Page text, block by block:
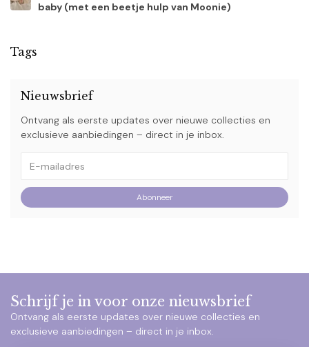
baby (met een beetje hulp van Moonie)
Tags
Nieuwsbrief
Ontvang als eerste updates over nieuwe collecties en
exclusieve aanbiedingen – direct in je inbox.
Abonneer
Schrijf je in voor onze nieuwsbrief
Ontvang als eerste updates over nieuwe collecties en
exclusieve aanbiedingen – direct in je inbox.